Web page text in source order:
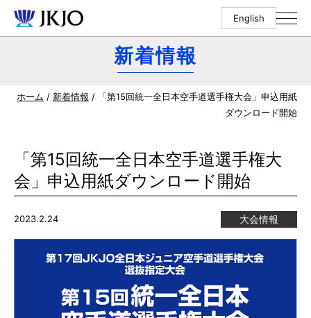
English
新着情報
ホーム / 新着情報 / 「第15回統一全日本空手道選手権大会」申込用紙
ダウンロード開始
「第15回統一全日本空手道選手権大
会」申込用紙ダウンロード開始
2023.2.24 大会情報